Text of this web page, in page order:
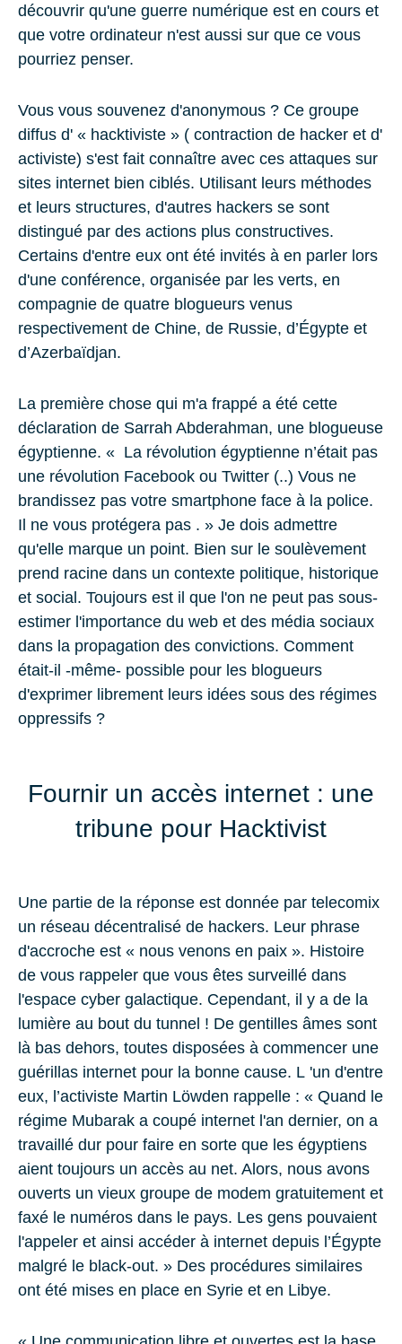
découvrir qu'une guerre numérique est en cours et
que votre ordinateur n'est aussi sur que ce vous
pourriez penser.
Vous vous souvenez d'anonymous ? Ce groupe
diffus d' « hacktiviste » ( contraction de hacker et d'
activiste) s'est fait connaître avec ces attaques sur
sites internet bien ciblés. Utilisant leurs méthodes
et leurs structures, d'autres hackers se sont
distingué par des actions plus constructives.
Certains d'entre eux ont été invités à en parler lors
d'une conférence, organisée par les verts, en
compagnie de quatre blogueurs venus
respectivement de Chine, de Russie, d’Égypte et
d’Azerbaïdjan.
La première chose qui m'a frappé a été cette
déclaration de Sarrah Abderahman, une blogueuse
égyptienne. « La révolution égyptienne n’était pas
une révolution Facebook ou Twitter (..) Vous ne
brandissez pas votre smartphone face à la police.
Il ne vous protégera pas . » Je dois admettre
qu'elle marque un point. Bien sur le soulèvement
prend racine dans un contexte politique, historique
et social. Toujours est il que l'on ne peut pas sous-
estimer l'importance du web et des média sociaux
dans la propagation des convictions. Comment
était-il -même- possible pour les blogueurs
d'exprimer librement leurs idées sous des régimes
oppressifs ?
Fournir un accès internet : une
tribune pour Hacktivist
Une partie de la réponse est donnée par telecomix
un réseau décentralisé de hackers. Leur phrase
d'accroche est « nous venons en paix ». Histoire
de vous rappeler que vous êtes surveillé dans
l'espace cyber galactique. Cependant, il y a de la
lumière au bout du tunnel ! De gentilles âmes sont
là bas dehors, toutes disposées à commencer une
guérillas internet pour la bonne cause. L 'un d'entre
eux, l’activiste Martin Löwden rappelle : « Quand le
régime Mubarak a coupé internet l'an dernier, on a
travaillé dur pour faire en sorte que les égyptiens
aient toujours un accès au net. Alors, nous avons
ouverts un vieux groupe de modem gratuitement et
faxé le numéros dans le pays. Les gens pouvaient
l'appeler et ainsi accéder à internet depuis l’Égypte
malgré le black-out. » Des procédures similaires
ont été mises en place en Syrie et en Libye.